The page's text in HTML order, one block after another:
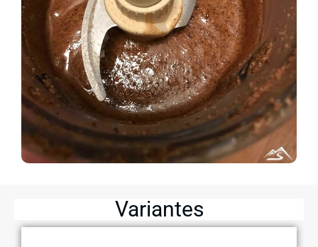
Variantes